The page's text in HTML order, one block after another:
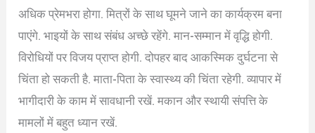
अधिक प्रेमभरा होगा. मित्रों के साथ घूमने जाने का कार्यक्रम बना
पाएंगे. भाइयों के साथ संबंध अच्छे रहेंगे. मान-सम्मान में वृद्धि होगी.
विरोधियों पर विजय प्राप्त होगी. दोपहर बाद आकस्मिक दुर्घटना से
चिंता हो सकती है. माता-पिता के स्वास्थ्य की चिंता रहेगी. व्यापार में
भागीदारी के काम में सावधानी रखें. मकान और स्थायी संपत्ति के
मामलों में बहुत ध्यान रखें.